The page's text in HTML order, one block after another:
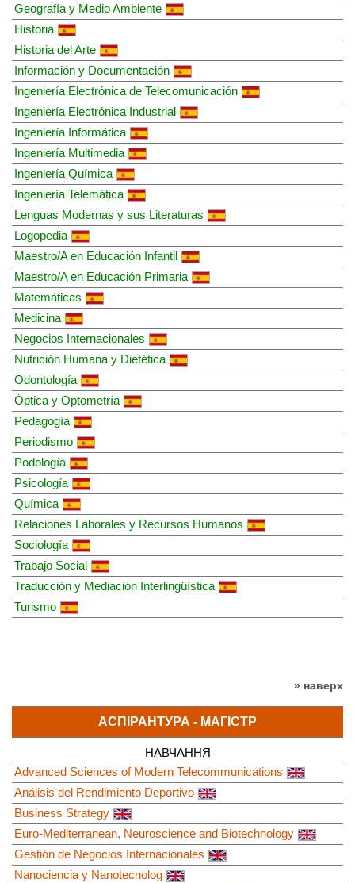
Geografía y Medio Ambiente
Historia
Historia del Arte
Información y Documentación
Ingeniería Electrónica de Telecomunicación
Ingeniería Electrónica Industrial
Ingeniería Informática
Ingeniería Multimedia
Ingeniería Química
Ingeniería Telemática
Lenguas Modernas y sus Literaturas
Logopedia
Maestro/A en Educación Infantil
Maestro/A en Educación Primaria
Matemáticas
Medicina
Negocios Internacionales
Nutrición Humana y Dietética
Odontología
Óptica y Optometría
Pedagogía
Periodismo
Podología
Psicología
Química
Relaciones Laborales y Recursos Humanos
Sociología
Trabajo Social
Traducción y Mediación Interlingüística
Turismo
» наверх
АСПІРАНТУРА - МАГІСТР
НАВЧАННЯ
Advanced Sciences of Modern Telecommunications
Análisis del Rendimiento Deportivo
Business Strategy
Euro-Mediterranean, Neuroscience and Biotechnology
Gestión de Negocios Internacionales
Nanociencia y Nanotecnolog